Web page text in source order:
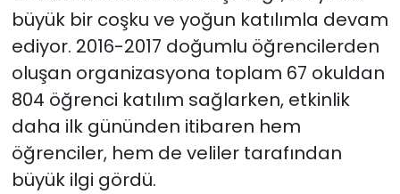
büyük bir coşku ve yoğun katılımla devam
ediyor. 2016-2017 doğumlu öğrencilerden
oluşan organizasyona toplam 67 okuldan
804 öğrenci katılım sağlarken, etkinlik
daha ilk gününden itibaren hem
öğrenciler, hem de veliler tarafından
büyük ilgi gördü.